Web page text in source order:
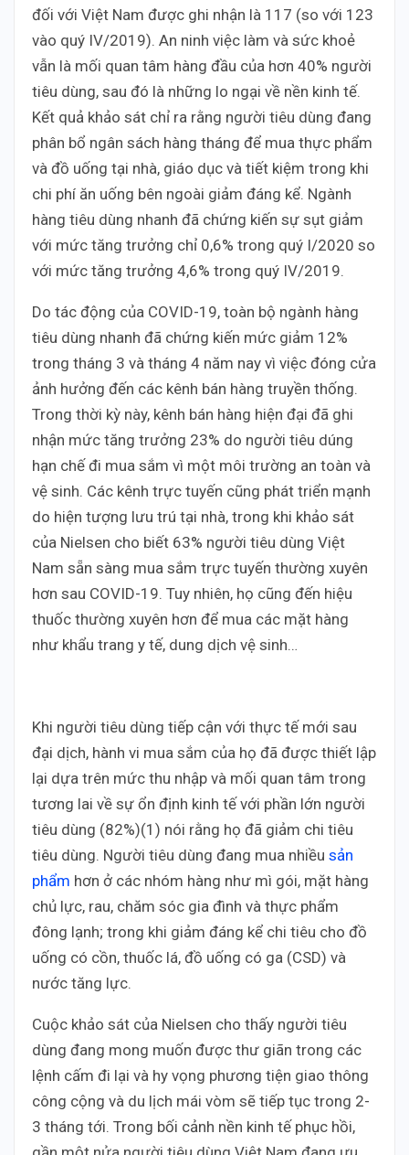
đối với Việt Nam được ghi nhận là 117 (so với 123
vào quý IV/2019). An ninh việc làm và sức khoẻ
vẫn là mối quan tâm hàng đầu của hơn 40% người
tiêu dùng, sau đó là những lo ngại về nền kinh tế.
Kết quả khảo sát chỉ ra rằng người tiêu dùng đang
phân bổ ngân sách hàng tháng để mua thực phẩm
và đồ uống tại nhà, giáo dục và tiết kiệm trong khi
chi phí ăn uống bên ngoài giảm đáng kể. Ngành
hàng tiêu dùng nhanh đã chứng kiến ​​sự sụt giảm
với mức tăng trưởng chỉ 0,6% trong quý I/2020 so
với mức tăng trưởng 4,6% trong quý IV/2019.
Do tác động của COVID-19, toàn bộ ngành hàng
tiêu dùng nhanh đã chứng kiến ​​mức giảm 12%
trong tháng 3 và tháng 4 năm nay vì việc đóng cửa
ảnh hưởng đến các kênh bán hàng truyền thống.
Trong thời kỳ này, kênh bán hàng hiện đại đã ghi
nhận mức tăng trưởng 23% do người tiêu dúng
hạn chế đi mua sắm vì một môi trường an toàn và
vệ sinh. Các kênh trực tuyến cũng phát triển mạnh
do hiện tượng lưu trú tại nhà, trong khi khảo sát
của Nielsen cho biết 63% người tiêu dùng Việt
Nam sẵn sàng mua sắm trực tuyến thường xuyên
hơn sau COVID-19. Tuy nhiên, họ cũng đến hiệu
thuốc thường xuyên hơn để mua các mặt hàng
như khẩu trang y tế, dung dịch vệ sinh…
Khi người tiêu dùng tiếp cận với thực tế mới sau
đại dịch, hành vi mua sắm của họ đã được thiết lập
lại dựa trên mức thu nhập và mối quan tâm trong
tương lai về sự ổn định kinh tế với phần lớn người
tiêu dùng (82%)(1) nói rằng họ đã giảm chi tiêu
tiêu dùng. Người tiêu dùng đang mua nhiều sản
phẩm hơn ở các nhóm hàng như mì gói, mặt hàng
chủ lực, rau, chăm sóc gia đình và thực phẩm
đông lạnh; trong khi giảm đáng kể chi tiêu cho đồ
uống có cồn, thuốc lá, đồ uống có ga (CSD) và
nước tăng lực.
Cuộc khảo sát của Nielsen cho thấy người tiêu
dùng đang mong muốn được thư giãn trong các
lệnh cấm đi lại và hy vọng phương tiện giao thông
công cộng và du lịch mái vòm sẽ tiếp tục trong 2-
3 tháng tới. Trong bối cảnh nền kinh tế phục hồi,